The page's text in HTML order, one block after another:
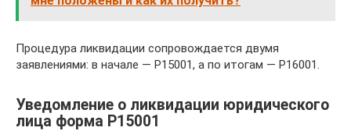
Процедура ликвидации сопровождается двумя
заявлениями: в начале — Р15001, а по итогам — Р16001.
Уведомление о ликвидации юридического
лица форма Р15001